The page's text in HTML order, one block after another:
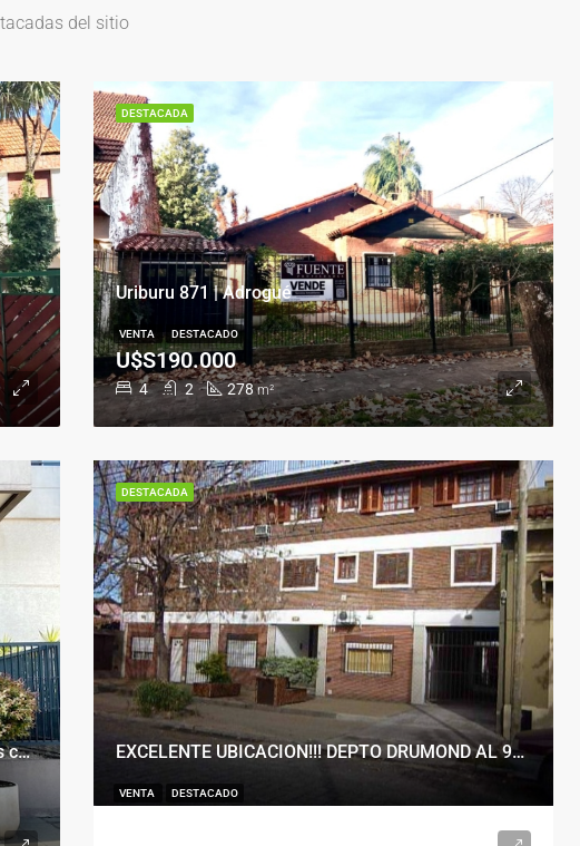
del sitio
Uriburu 871 | Adrogué
4 2 278 m²
U$S190.000
VENTA DESTACADO
DESTACADA
OPORTUNIDAD!!! Departamento de 2 Ambientes con Cochera en Banfield Este EXCELENTE UBICACION!!! DEPTO DRUMOND AL 900
VENTA DESTACADO
DESTACADA